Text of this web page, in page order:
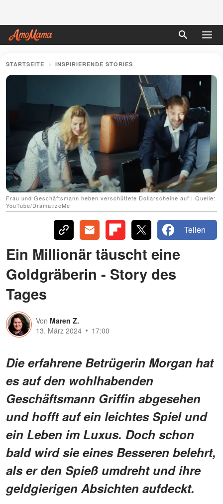
STARTSEITE INSPIRIERENDE STORIES
Frau und Geschäftsmann heben verschüttete Dollarscheine auf | Quelle:
YouTube/DramatizeMe
Teilen
Ein Millionär täuscht eine
Goldgräberin - Story des
Tages
Von Maren Z.
13. März 2024
17:00
Die erfahrene Betrügerin Morgan hat
es auf den wohlhabenden
Geschäftsmann Griffin abgesehen
und hofft auf ein leichtes Spiel und
ein Leben im Luxus. Doch schon
bald wird sie eines Besseren belehrt,
als er den Spieß umdreht und ihre
geldgierigen Absichten aufdeckt.